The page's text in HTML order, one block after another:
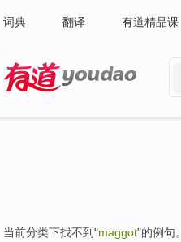
词典 翻译 有道精品课
当前分类下找不到"maggot"的例句。